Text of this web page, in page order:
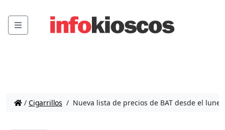
Menu
/ Cigarrillos / Nueva lista de precios de BAT desde el